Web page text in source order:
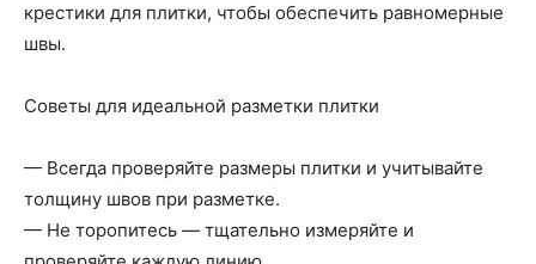
крестики для плитки, чтобы обеспечить равномерные
швы.
Советы для идеальной разметки плитки
— Всегда проверяйте размеры плитки и учитывайте
толщину швов при разметке.
— Не торопитесь — тщательно измеряйте и